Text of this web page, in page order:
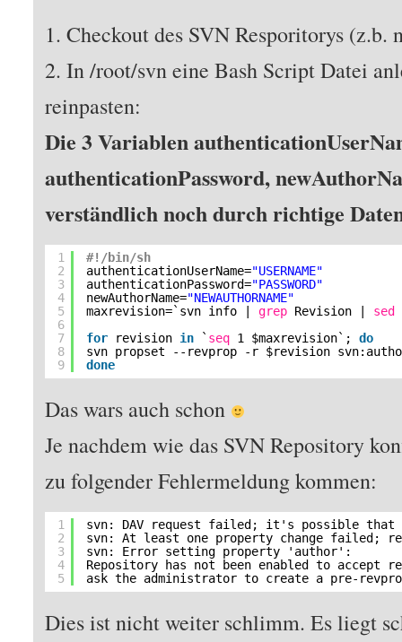
1. Checkout des SVN Resporitorys (z.b.
2. In /root/svn eine Bash Script Datei
reinpasten:
Die 3 Variablen
authenticationPassword,
verständlich noch durch richtige
1
2
3
4
5
6
7
8
9
#!/bin/sh
authenticationUserName="USERNAME"
authenticationPassword="PASSWORD"
newAuthorName="NEWAUTHORNAME"
maxrevision=`svn info | grep Revision | sed
for
revision in ` seq 1 $maxrevision`; do
svn propset --revprop -r $revision svn:author
done
Das wars auch schon
Je nachdem wie das SVN Repository
zu folgender Fehlermeldung kommen:
1
2
3
4
5
svn: DAV request failed; it's possible that
svn: At least one property change failed;
svn: Error setting property 'author':
Repository has not been enabled to accept
ask the administrator to create a pre-
Dies ist nicht weiter schlimm. Es liegt